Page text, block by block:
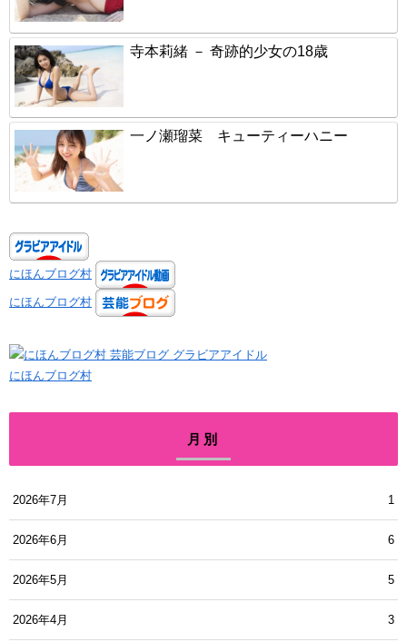
寺本莉緒 － 奇跡的少女の18歳
一ノ瀬瑠菜 キューティーハニー
にほんブログ村
にほんブログ村
にほんブログ村
月別
2026年7月 1
2026年6月 6
2026年5月 5
2026年4月 3